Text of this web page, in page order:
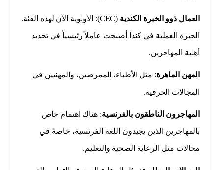
العمال ذوو الخبرة الكندية (CEC): الأولوية الآن لهذه الفئة.
الخبرة العملية في كندا أصبحت عاملاً رئيسياً في تحديد
أهلية المهاجرين.
المهن الماهرة: مثل الأطباء، الممرضين، والمهنيين في
المجالات الحرفية.
المهاجرون الناطقون بالفرنسية: هناك اهتمام خاص
بالمهاجرين الذين يجيدون اللغة الفرنسية، خاصةً في
مجالات مثل الرعاية الصحية والتعليم.